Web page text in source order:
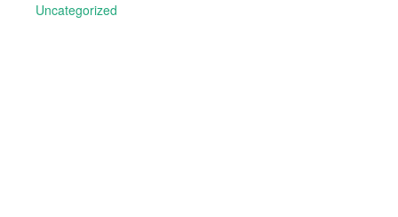
Uncategorized